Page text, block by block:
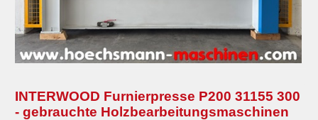
Service
Wir über uns
Email
INTERWOOD Furnierpresse P200 31155 300
- gebrauchte Holzbearbeitungsmaschinen